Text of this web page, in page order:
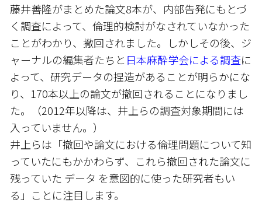
藤井善隆がまとめた論文8本が、内部告発にもとづ
く調査によって、倫理的検討がなされていなかった
ことがわかり、撤回されました。しかしその後、ジ
ャーナルの編集者たちと 日本麻酔学会による調査に
よって、研究データの捏造があることが明らかにな
り、170本以上の論文が撤回されることになりまし
た。（2012年以降は、井上らの調査対象期間には
入っていません。）
井上らは「撤回や論文における倫理問題について知
っていたにもかかわらず、これら撤回された論文に
残っていた データ を意図的に使った研究者もい
る」ことに注目します。